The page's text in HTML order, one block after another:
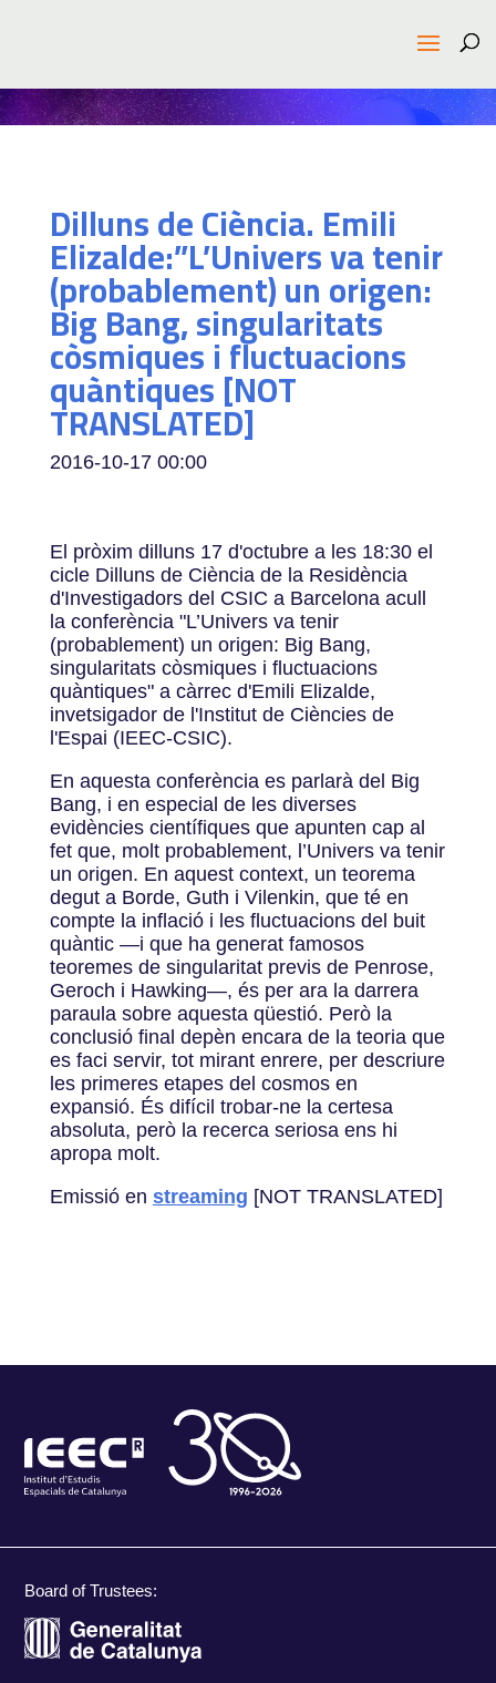
Dilluns de Ciència. Emili
Elizalde:”L’Univers va tenir
(probablement) un origen:
Big Bang, singularitats
còsmiques i fluctuacions
quàntiques [NOT
TRANSLATED]
2016-10-17 00:00
El pròxim dilluns 17 d'octubre a les 18:30 el
cicle Dilluns de Ciència de la Residència
d'Investigadors del CSIC a Barcelona acull
la conferència "L’Univers va tenir
(probablement) un origen: Big Bang,
singularitats còsmiques i fluctuacions
quàntiques" a càrrec d'Emili Elizalde,
invetsigador de l'Institut de Ciències de
l'Espai (IEEC-CSIC).
En aquesta conferència es parlarà del Big
Bang, i en especial de les diverses
evidències científiques que apunten cap al
fet que, molt probablement, l’Univers va tenir
un origen. En aquest context, un teorema
degut a Borde, Guth i Vilenkin, que té en
compte la inflació i les fluctuacions del buit
quàntic —i que ha generat famosos
teoremes de singularitat previs de Penrose,
Geroch i Hawking—, és per ara la darrera
paraula sobre aquesta qüestió. Però la
conclusió final depèn encara de la teoria que
es faci servir, tot mirant enrere, per descriure
les primeres etapes del cosmos en
expansió. És difícil trobar-ne la certesa
absoluta, però la recerca seriosa ens hi
apropa molt.
Emissió en streaming [NOT TRANSLATED]
Board of Trustees: